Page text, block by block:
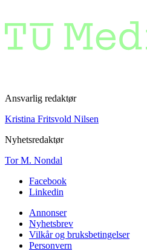
Ansvarlig redaktør
Kristina Fritsvold Nilsen
Nyhetsredaktør
Tor M. Nondal
Facebook
Linkedin
Annonser
Nyhetsbrev
Vilkår og bruksbetingelser
Personvern